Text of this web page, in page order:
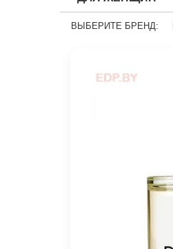
ВЫБЕРИТЕ БРЕНД: